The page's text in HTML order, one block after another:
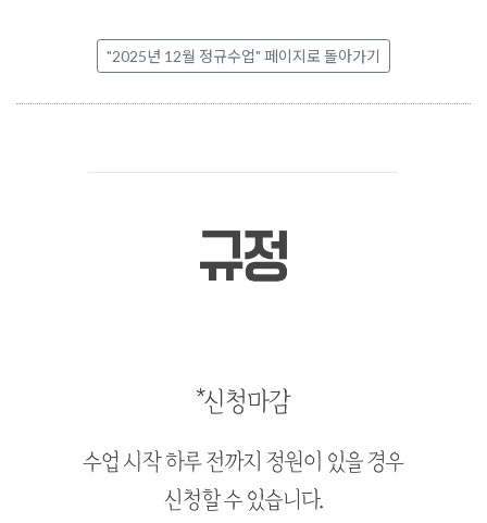
"2025년 12월 정규수업" 페이지로 돌아가기